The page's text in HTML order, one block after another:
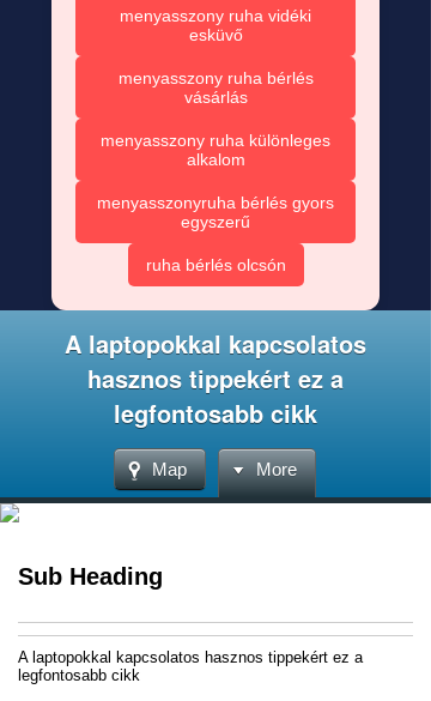
menyasszony ruha vidéki
esküvő
menyasszony ruha bérlés
vásárlás
menyasszony ruha különleges
alkalom
menyasszonyruha bérlés gyors
egyszerű
ruha bérlés olcsón
A laptopokkal kapcsolatos
hasznos tippekért ez a
legfontosabb cikk
Map More
Sub Heading
A laptopokkal kapcsolatos hasznos tippekért ez a
legfontosabb cikk